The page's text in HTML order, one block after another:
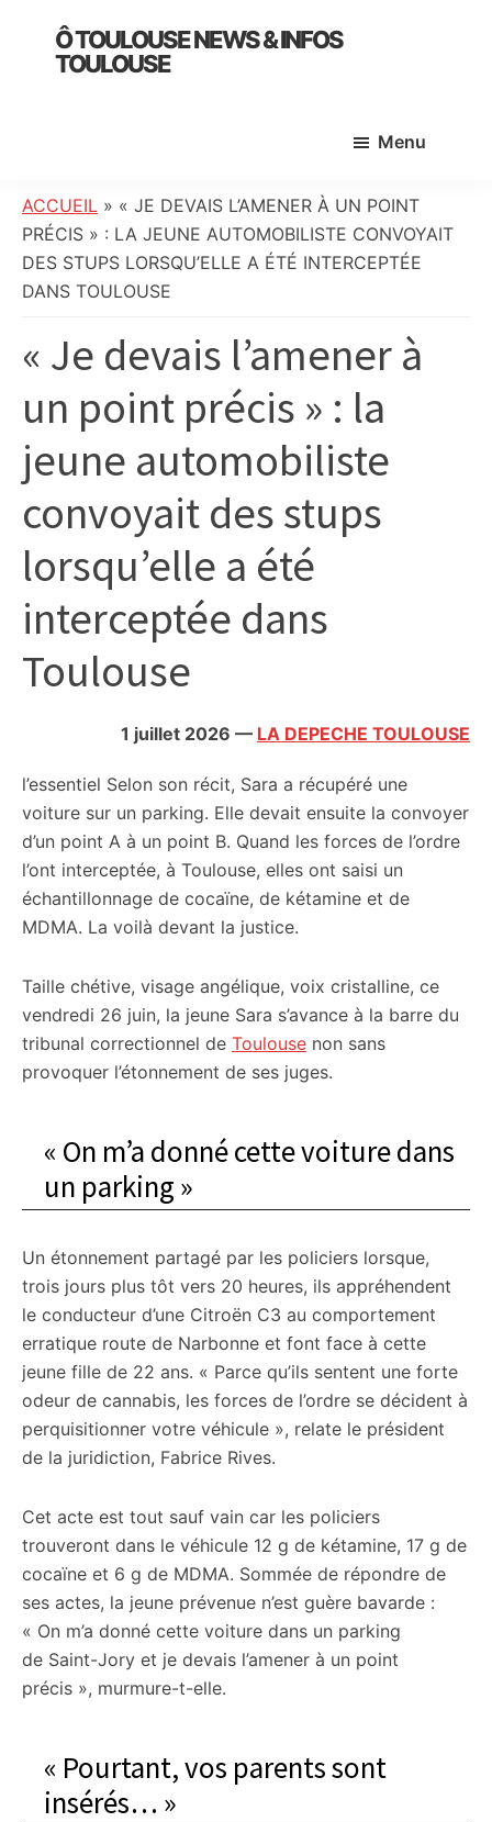
primary
Ô TOULOUSE NEWS & INFOS
TOULOUSE
:
info
locale,
société,
politique,
météo,
faits
divers
citoyennes
Menu
ACCUEIL » « JE DEVAIS L’AMENER À UN POINT
PRÉCIS » : LA JEUNE AUTOMOBILISTE CONVOYAIT
DES STUPS LORSQU’ELLE A ÉTÉ INTERCEPTÉE
DANS TOULOUSE
« Je devais l’amener à
un point précis » : la
jeune automobiliste
convoyait des stups
lorsqu’elle a été
interceptée dans
Toulouse
1 juillet 2026 — LA DEPECHE TOULOUSE
l’essentiel Selon son récit, Sara a récupéré une
voiture sur un parking. Elle devait ensuite la convoyer
d’un point A à un point B. Quand les forces de l’ordre
l’ont interceptée, à Toulouse, elles ont saisi un
échantillonnage de cocaïne, de kétamine et de
MDMA. La voilà devant la justice.
Taille chétive, visage angélique, voix cristalline, ce
vendredi 26 juin, la jeune Sara s’avance à la barre du
tribunal correctionnel de Toulouse non sans
provoquer l’étonnement de ses juges.
« On m’a donné cette voiture dans
un parking »
Un étonnement partagé par les policiers lorsque,
trois jours plus tôt vers 20 heures, ils appréhendent
le conducteur d’une Citroën C3 au comportement
erratique route de Narbonne et font face à cette
jeune fille de 22 ans. « Parce qu’ils sentent une forte
odeur de cannabis, les forces de l’ordre se décident à
perquisitionner votre véhicule », relate le président
de la juridiction, Fabrice Rives.
Cet acte est tout sauf vain car les policiers
trouveront dans le véhicule 12 g de kétamine, 17 g de
cocaïne et 6 g de MDMA. Sommée de répondre de
ses actes, la jeune prévenue n’est guère bavarde :
« On m’a donné cette voiture dans un parking
de Saint-Jory et je devais l’amener à un point
précis », murmure-t-elle.
« Pourtant, vos parents sont
insérés… »